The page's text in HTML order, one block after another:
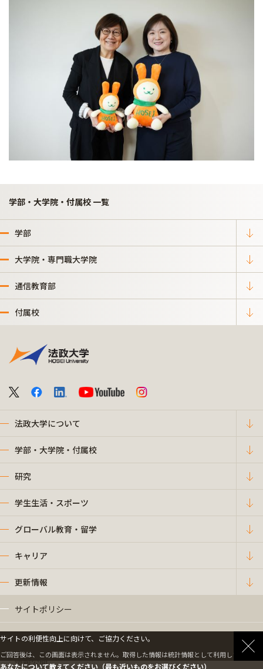
学部・大学院・付属校 一覧
学部
大学院・専門職大学院
通信教育部
付属校
法政大学について
学部・大学院・付属校
研究
学生生活・スポーツ
グローバル教育・留学
キャリア
更新情報
サイトポリシー
プライバシーポリシー
情報公開
サイトの利便性向上に向けて、ご協力ください。
ご回答後は、この画面は表示されません。取得した情報は統計情報として利用します。
あなたについて教えてください（最も近いものをお選びください）